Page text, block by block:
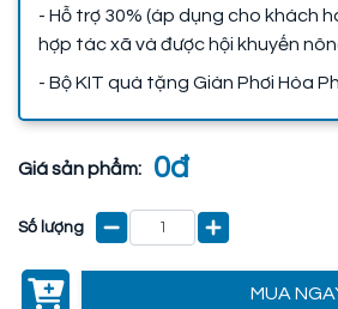
- Hỗ trợ 30% (áp dụng cho khách
hợp tác xã và được hội khuyến
- Bộ KIT quà tặng Giàn Phơi Hòa
Giá sản phẩm: 0đ
Số lượng
MUA